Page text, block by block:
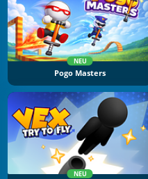
NEU
Pogo Masters
NEU